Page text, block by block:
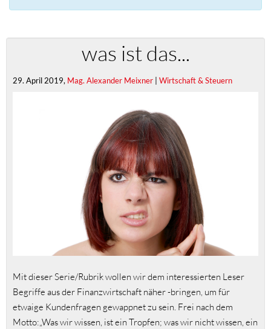
was ist das...
29. April 2019, Mag. Alexander Meixner | Wirtschaft & Steuern
Mit dieser Serie/Rubrik wollen wir dem interessierten Leser
Begriffe aus der Finanzwirtschaft näher -bringen, um für
etwaige Kundenfragen gewappnet zu sein. Frei nach dem
Motto:„Was wir wissen, ist ein Tropfen; was wir nicht wissen, ein